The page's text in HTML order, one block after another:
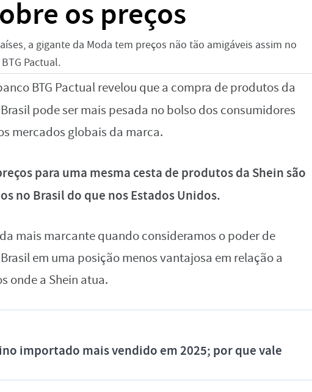
os preços
a gigante da Moda tem preços não tão amigáveis assim no
Pactual.
BTG Pactual revelou que a compra de produtos da
pode ser mais pesada no bolso dos consumidores
mercados globais da marca.
para uma mesma cesta de produtos da Shein são
no Brasil do que nos Estados Unidos.
mais marcante quando consideramos o poder de
em uma posição menos vantajosa em relação a
onde a Shein atua.
importado mais vendido em 2025; por que vale